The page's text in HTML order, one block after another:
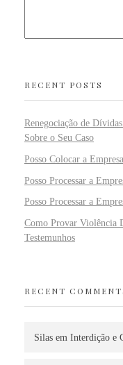
RECENT POSTS
Renegociação de
Sobre o Seu Caso
Posso Colocar a
Posso Processar a
Posso Processar a
Como Provar Violência
Testemunhos
RECENT
Silas em Interdição e